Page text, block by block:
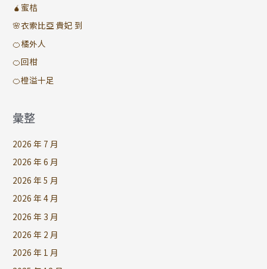
🧉蜜桔
🌸衣索比亞 貴妃 到
🍊橘外人
🍊回柑
🍊橙溢十足
彙整
2026 年 7 月
2026 年 6 月
2026 年 5 月
2026 年 4 月
2026 年 3 月
2026 年 2 月
2026 年 1 月